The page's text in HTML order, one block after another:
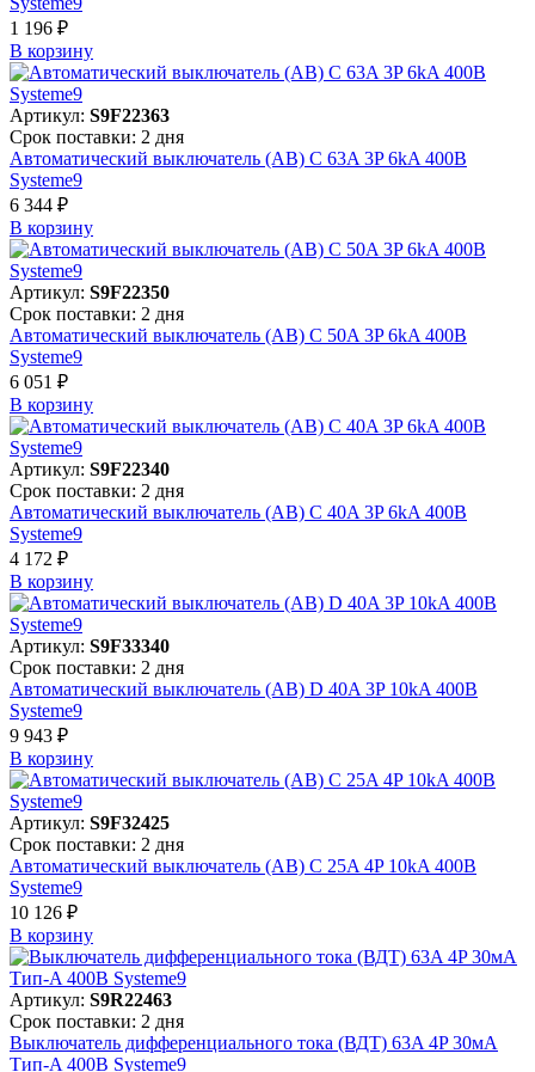
1 196 ₽
В корзинy
Артикул: S9F22363
Срок поставки: 2 дня
Автоматический выключатель (АВ) C 63A 3P 6kA 400В
Systeme9
6 344 ₽
В корзинy
Артикул: S9F22350
Срок поставки: 2 дня
Автоматический выключатель (АВ) C 50A 3P 6kA 400В
Systeme9
6 051 ₽
В корзинy
Артикул: S9F22340
Срок поставки: 2 дня
Автоматический выключатель (АВ) C 40A 3P 6kA 400В
Systeme9
4 172 ₽
В корзинy
Артикул: S9F33340
Срок поставки: 2 дня
Автоматический выключатель (АВ) D 40A 3P 10kA 400В
Systeme9
9 943 ₽
В корзинy
Артикул: S9F32425
Срок поставки: 2 дня
Автоматический выключатель (АВ) C 25A 4P 10kA 400В
Systeme9
10 126 ₽
В корзинy
Артикул: S9R22463
Срок поставки: 2 дня
Выключатель дифференциального тока (ВДТ) 63A 4P 30мА
Тип-A 400В Systeme9